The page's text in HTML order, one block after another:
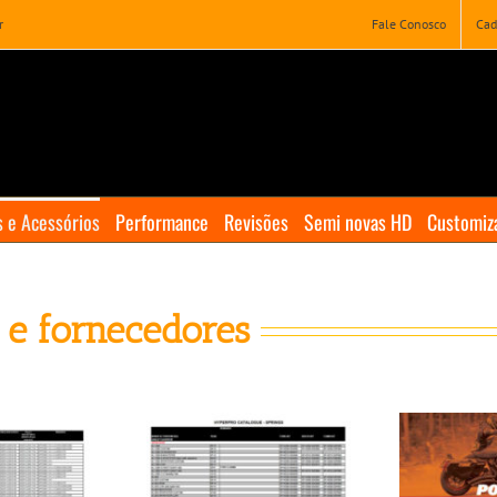
Fale Conosco
e Acessórios Performance Revisões Semi novas HD
fornecedores